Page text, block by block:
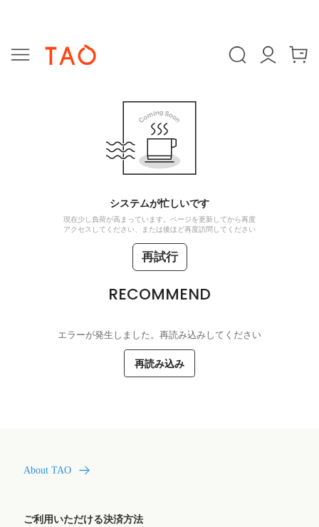
システムが忙しいです
現在少し負荷が高まっています。ページを更新してから再度
アクセスしてください、または後ほど再度訪問してください
再試行
RECOMMEND
エラーが発生しました。再読み込みしてください
再読み込み
About TAO
ご利用いただける決済方法